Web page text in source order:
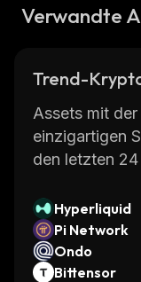
Verwandte
Trend-
Assets mit
einzigartigen
den letzten 24
Hyperliquid
Pi Network
Ondo
Bittensor